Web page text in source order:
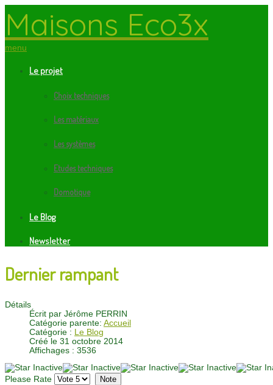
Maisons Eco3x
menu
Le projet
Choix techniques
Les matériaux
Les systèmes
Etudes techniques
Domotique
Le Blog
Newsletter
Dernier rampant
Détails
Écrit par Jérôme PERRIN
Catégorie parente: Accueil
Catégorie : Le Blog
Créé le 31 octobre 2014
Affichages : 3536
Please Rate